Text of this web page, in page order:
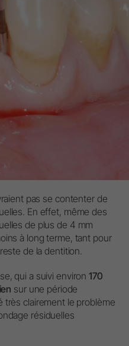
pas se contenter de
En effet, même des
de plus de 4 mm
à long terme, tant pour
de la dentition.
qui a suivi environ170
sur une période
très clairement le problème
résiduelles